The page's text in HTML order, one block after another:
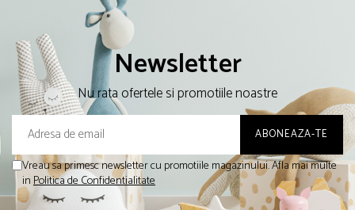
Newsletter
Nu rata ofertele si promotiile noastre
Vreau sa primesc newsletter cu promotiile magazinului. Afla mai multe
inPolitica de Confidentialitate